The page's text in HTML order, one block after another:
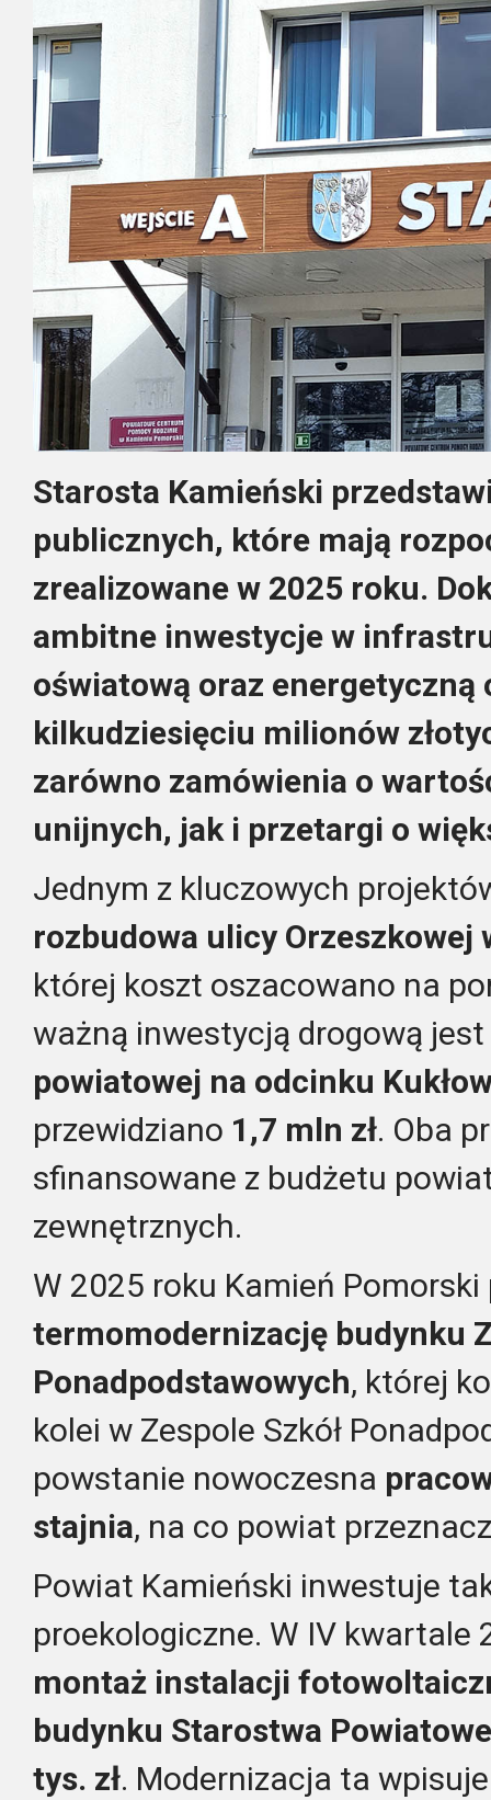
Starosta Kamieński
publicznych, które mają
zrealizowane w 2025 roku.
ambitne inwestycje w
oświatową oraz energetyczną
kilkudziesięciu milionów
zarówno zamówienia o
unijnych, jak i przetargi o
Jednym z kluczowych
rozbudowa ulicy
której koszt oszacowano na
ważną inwestycją drogową jest
powiatowej na odcinku
przewidziano 1,7 mln zł. Oba
sfinansowane z budżetu
zewnętrznych.
W 2025 roku Kamień
termomodernizację budynku
Ponadpodstawowych, której
kolei w Zespole Szkół
powstanie nowoczesna
stajnia, na co powiat
Powiat Kamieński inwestuje
proekologiczne. W IV kwartale
montaż instalacji
budynku Starostwa
tys. zł. Modernizacja ta